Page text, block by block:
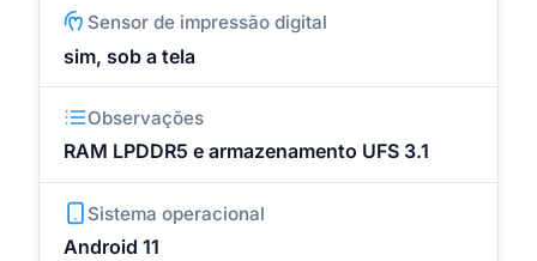
Sensor de impressão digital
sim, sob a tela
Observações
RAM LPDDR5 e armazenamento UFS 3.1
Sistema operacional
Android 11